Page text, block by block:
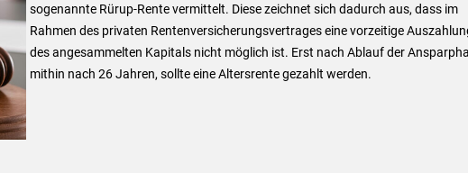
sogenannte Rürup-Rente vermittelt. Diese zeichnet sich dadurch aus, dass im
Rahmen des privaten Rentenversicherungsvertrages eine vorzeitige
des angesammelten Kapitals nicht möglich ist. Erst nach Ablauf der
mithin nach 26 Jahren, sollte eine Altersrente gezahlt werden.